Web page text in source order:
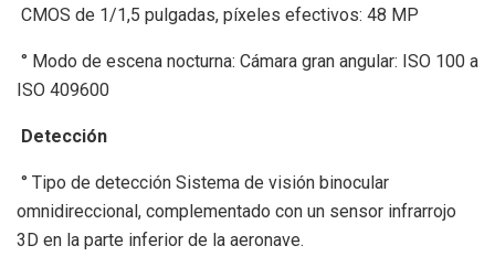
CMOS de 1/1,5 pulgadas, píxeles efectivos: 48 MP
° Modo de escena nocturna: Cámara gran angular: ISO 100 a
ISO 409600
Detección
° Tipo de detección Sistema de visión binocular
omnidireccional, complementado con un sensor infrarrojo
3D en la parte inferior de la aeronave.